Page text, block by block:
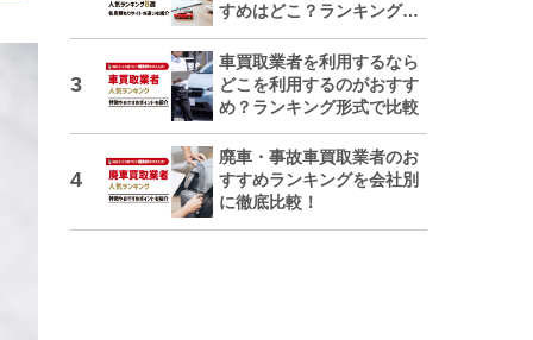
すめはどこ？ランキングで
車買取業者を利用するなら
どこを利用するのがおすす
め？ランキング形式で比較
廃車・事故車買取業者のお
すすめランキングを会社別
に徹底比較！